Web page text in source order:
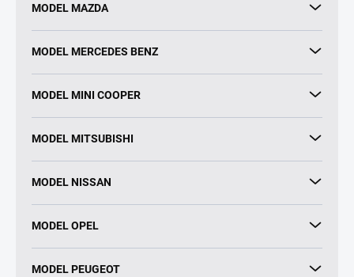
MODEL MAZDA
MODEL MERCEDES BENZ
MODEL MINI COOPER
MODEL MITSUBISHI
MODEL NISSAN
MODEL OPEL
MODEL PEUGEOT